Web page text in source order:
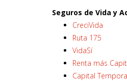
Seguros de Vida y
CreciVida
Ruta 175
VidaSí
Renta más
Capital